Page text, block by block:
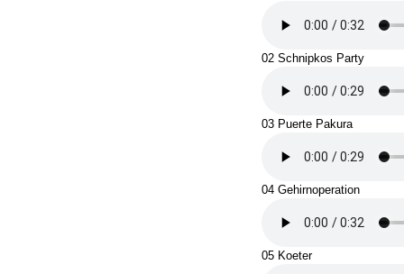
02 Schnipkos Party
03 Puerte Pakura
04 Gehirnoperation
05 Koeter